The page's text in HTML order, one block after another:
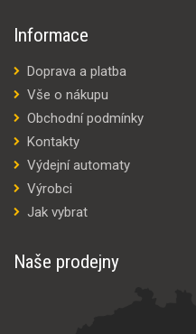
Informace
Doprava a platba
Vše o nákupu
Obchodní podmínky
Kontakty
Výdejní automaty
Výrobci
Jak vybrat
Naše prodejny